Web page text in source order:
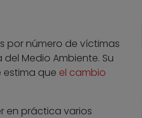
por número de víctimas
Medio Ambiente. Su
estima que el cambio
en práctica varios